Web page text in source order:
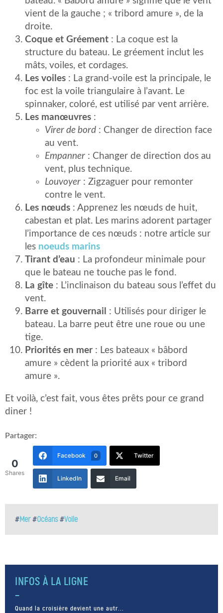
vient de la gauche ; « tribord amure », de la
droite.
Coque et Gréement : La coque est la
structure du bateau. Le gréement inclut les
mâts, voiles, et cordages.
Les voiles : La grand-voile est la principale, le
foc est la voile triangulaire à l’avant. Le
spinnaker, coloré, est utilisé par vent arrière.
Les manœuvres :
Virer de bord : Changer de direction face
au vent.
Empanner : Changer de direction dos au
vent, plus technique.
Louvoyer : Zigzaguer pour remonter
contre le vent.
Les nœuds : Apprenez les nœuds de huit,
cabestan et plat. Les marins adorent partager
l’importance de ces nœuds : notre article sur
les noeuds marins
Tirant d’eau : La profondeur minimale pour
que le bateau ne touche pas le fond.
La gîte : L’inclinaison du bateau sous l’effet du
vent.
Barre et gouvernail
: Utilisés pour diriger le
bateau. La barre peut être une roue ou une
tige.
Priorités en mer : Les bateaux « bâbord
amure » cèdent la priorité aux « tribord
amure ».
Et voilà, c’est fait, vous êtes prêts pour ce grand
diner !
Partager:
0
Shares
Facebook 0 Twitter
LinkedIn Email
#Mer#Océans#Voile
INFOS À LA LIGNE
Quand la croisière devient une autr...